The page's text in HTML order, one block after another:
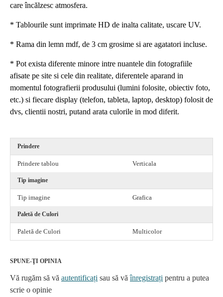
care încălzesc atmosfera.
* Tablourile sunt imprimate HD de inalta calitate, uscare UV.
* Rama din lemn mdf, de 3 cm grosime si are agatatori incluse.
* Pot exista diferente minore intre nuantele din fotografiile
afisate pe site si cele din realitate, diferentele aparand in
momentul fotografierii produsului (lumini folosite, obiectiv foto,
etc.) si fiecare display (telefon, tableta, laptop, desktop) folosit de
dvs, clientii nostri, putand arata culorile in mod diferit.
Prindere
Prindere tablou Verticala
Tip imagine
Tip imagine Grafica
Paletă de Culori
Paletă de Culori Multicolor
SPUNE-ŢI OPINIA
Vă rugăm să vă autentificați sau să văînregistrați pentru a putea
scrie o opinie